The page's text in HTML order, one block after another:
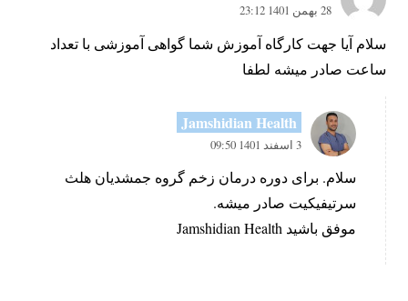
28 بهمن 1401 23:12
سلام آیا جهت کارگاه آموزش شما گواهی آموزشی با تعداد
ساعت صادر میشه لطفا
Jamshidian Health
3 اسفند 1401 09:50
سلام. برای دوره درمان زخم گروه جمشدیان هلث
سرتیفیکیت صادر میشه.
موفق باشید Jamshidian Health